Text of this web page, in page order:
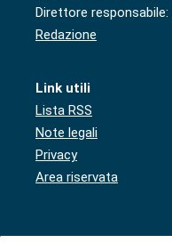
Direttore responsabile:
Redazione
Link utili
Lista RSS
Note legali
Privacy
Area riservata